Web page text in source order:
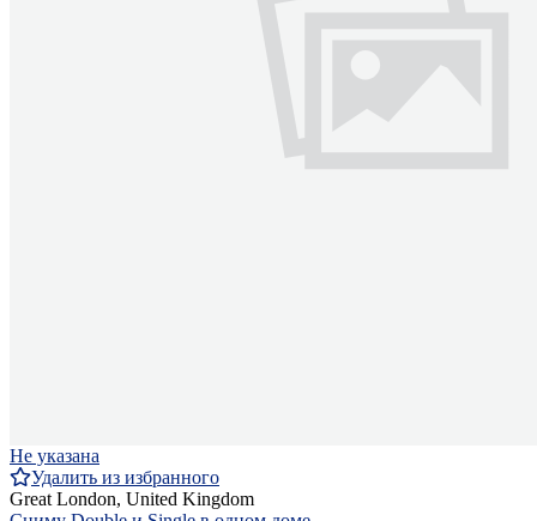
Не указана
Удалить из избранного
Great London, United Kingdom